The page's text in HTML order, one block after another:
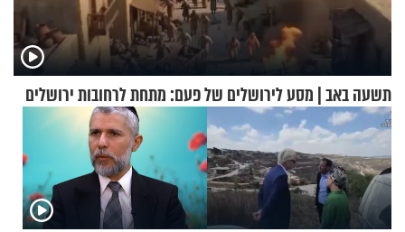
תשעה באב | מסע לירושלים של פעם: מתחת לרחובות ירושלים